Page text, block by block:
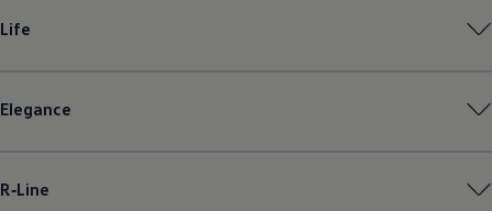
Life
Elegance
R‑Line